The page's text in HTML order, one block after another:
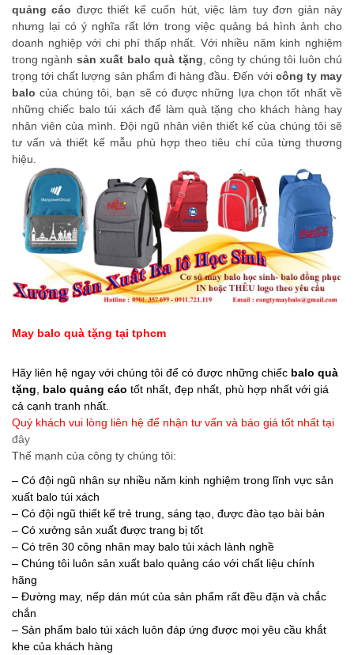
quảng cáo được thiết kế cuốn hút, việc làm tuy đơn giản này
nhưng lại có ý nghĩa rất lớn trong việc quảng bá hình ảnh cho
doanh nghiệp với chi phí thấp nhất. Với nhiều năm kinh nghiệm
trong ngành sản xuất balo quà tặng , công ty chúng tôi luôn chú
trọng tới chất lượng sản phẩm đi hàng đầu. Đến với công ty may
balo của chúng tôi, bạn sẽ có được những lựa chọn tốt nhất về
những chiếc balo túi xách để làm quà tặng cho khách hàng hay
nhân viên của mình. Đội ngũ nhân viên thiết kế của chúng tôi sẽ
tư vấn và thiết kế mẫu phù hợp theo tiêu chí của từng thương
hiệu.
May balo quà tặng tại tphcm
Hãy liên hệ ngay với chúng tôi để có được những chiếc balo quà
tặng
balo quảng cáo tốt nhất, đẹp nhất, phù hợp nhất với giá
cả cạnh tranh nhất.
Quý khách vui lòng liên hệ để nhận tư vấn và báo giá tốt nhất tại
đây
Thế mạnh của công ty chúng tôi:
– Có đội ngũ nhân sự nhiều năm kinh nghiệm trong lĩnh vực sản
xuất balo túi xách
– Có đội ngũ thiết kế trẻ trung, sáng tạo, được đào tạo bài bản
– Có xưởng sản xuất được trang bị tốt
– Có trên 30 công nhân may balo túi xách lành nghề
– Chúng tôi luôn sản xuất balo quảng cáo với chất liệu chính
hãng
– Đường may, nếp dán mút của sản phẩm rất đều đặn và chắc
chắn
– Sản phẩm balo túi xách luôn đáp ứng được mọi yêu cầu khắt
khe của khách hàng